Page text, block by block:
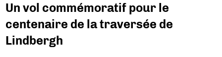
Un vol commémoratif pour le
centenaire de la traversée de
Lindbergh